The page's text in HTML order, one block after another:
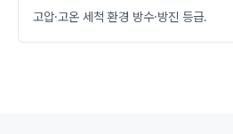
고압·고온 세척 환경 방수·방진 등급.